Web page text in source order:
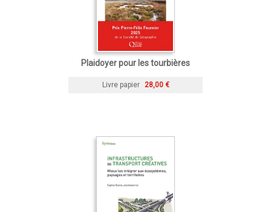
Plaidoyer pour les tourbières
Livre papier 28,00 €